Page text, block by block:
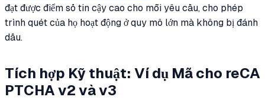
đạt được điểm số tin cậy cao cho mỗi yêu cầu, cho phép
trình quét của họ hoạt động ở quy mô lớn mà không bị đánh
dấu.
Tích hợp Kỹ thuật: Ví dụ Mã cho reCA
PTCHA v2 và v3